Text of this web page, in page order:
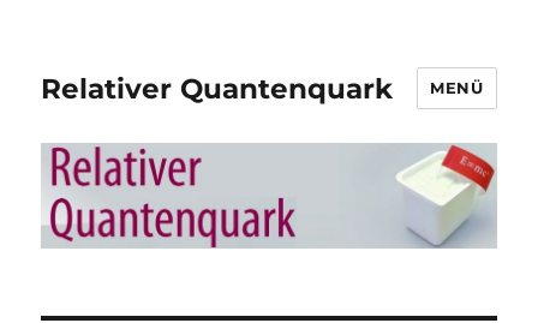
Relativer Quantenquark MENÜ